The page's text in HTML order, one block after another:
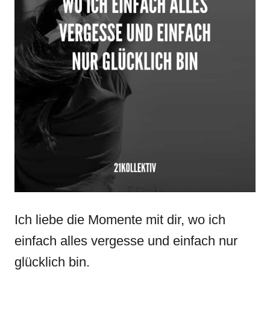
Ich liebe die Momente mit dir, wo ich
einfach alles vergesse und einfach nur
glücklich bin.